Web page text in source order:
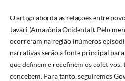
O artigo aborda as relações entre
Javari (Amazônia Ocidental). Pelo
ocorreram na região inúmeros
narrativas serão a fonte principal
que definem e redefinem os coletivos,
concebem. Para tanto, seguiremos